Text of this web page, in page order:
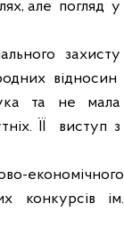
але погляд у
захисту
відносин
та не
мала
ЇЇ
виступ з
економічного
конкурсів
ім.